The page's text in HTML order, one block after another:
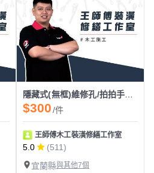
$300/件
王師傅木工裝潢修繕工作室
5.0
(511)
宜蘭縣與其他7個